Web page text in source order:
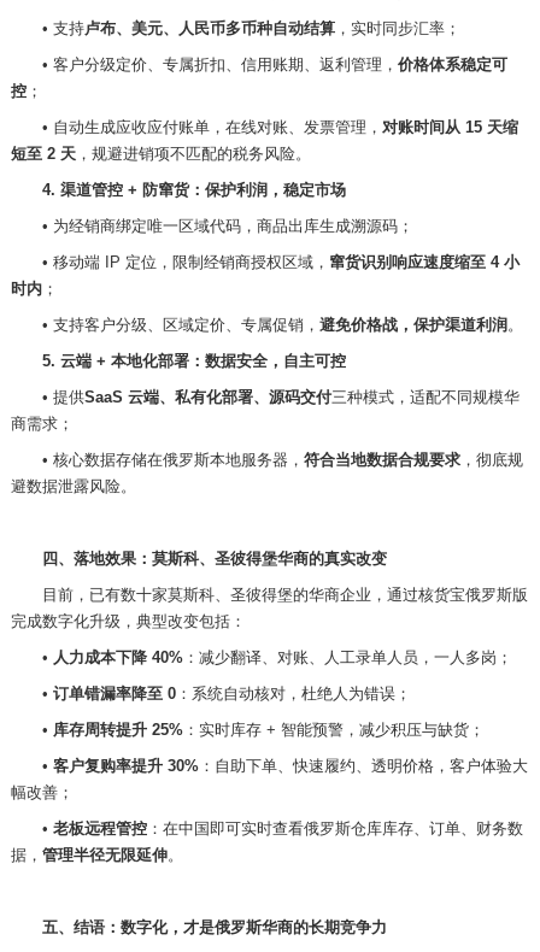
• 支持卢布、美元、人民币多币种自动结算，实时同步汇率；
• 客户分级定价、专属折扣、信用账期、返利管理， 价格体系稳定可
控；
• 自动生成应收应付账单，在线对账、发票管理， 对账时间从 15 天缩
短至 2 天，规避进销项不匹配的税务风险。
4. 渠道管控 + 防窜货：保护利润，稳定市场
• 为经销商绑定唯一区域代码，商品出库生成溯源码；
• 移动端 IP 定位，限制经销商授权区域， 窜货识别响应速度缩至 4 小
时内；
• 支持客户分级、区域定价、专属促销， 避免价格战，保护渠道利润 。
5. 云端 + 本地化部署：数据安全，自主可控
• 提供SaaS 云端、私有化部署、源码交付三种模式，适配不同规模华
商需求；
• 核心数据存储在俄罗斯本地服务器， 符合当地数据合规要求，彻底规
避数据泄露风险。
四、落地效果：莫斯科、圣彼得堡华商的真实改变
目前，已有数十家莫斯科、圣彼得堡的华商企业，通过核货宝俄罗斯版
完成数字化升级，典型改变包括：
• 人力成本下降 40%：减少翻译、对账、人工录单人员，一人多岗；
• 订单错漏率降至 0：系统自动核对，杜绝人为错误；
• 库存周转提升 25%：实时库存 + 智能预警，减少积压与缺货；
• 客户复购率提升 30%：自助下单、快速履约、透明价格，客户体验大
幅改善；
• 老板远程管控：在中国即可实时查看俄罗斯仓库库存、订单、财务数
据， 管理半径无限延伸。
五、结语：数字化，才是俄罗斯华商的长期竞争力